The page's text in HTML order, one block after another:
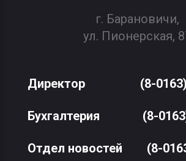
г. Барановичи,
ул. Пионерская,
Директор (8-
Бухгалтерия (8-
Отдел новостей (8-